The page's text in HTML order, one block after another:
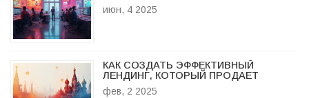
июн, 4 2025
КАК СОЗДАТЬ ЭФФЕКТИВНЫЙ
ЛЕНДИНГ, КОТОРЫЙ ПРОДАЕТ
фев, 2 2025